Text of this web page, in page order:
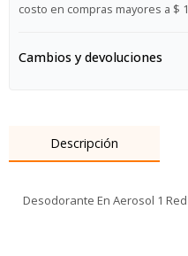
costo en compras mayores a $
Cambios y devoluciones
Descripción
Desodorante En Aerosol 1 Red